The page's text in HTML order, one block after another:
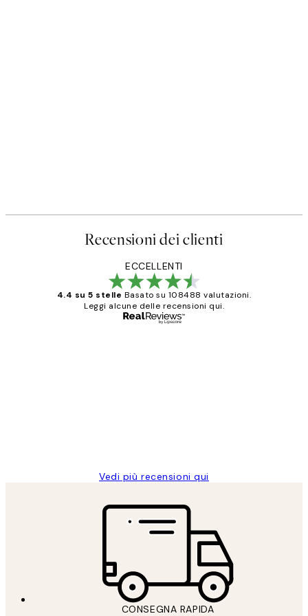
Recensioni dei clienti
ECCELLENTI
4.4 su 5 stelle Basato su 108488 valutazioni.
Leggi alcune delle recensioni qui.
Vedi più recensioni qui
CONSEGNA RAPIDA